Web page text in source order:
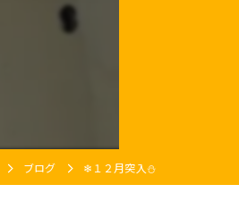
ブログ ❄１２月突入⛄